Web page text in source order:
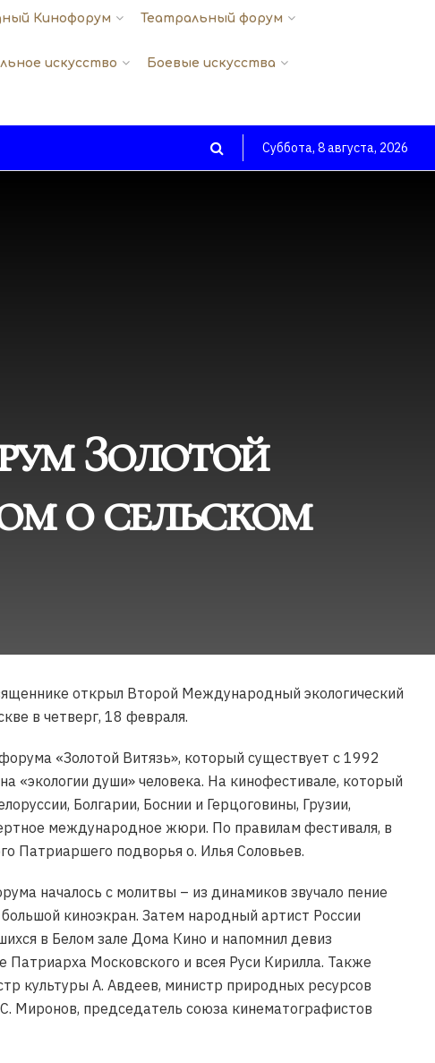
Кинофорум Театральный форум
искусство Боевые искусства
Суббота, 8 августа, 2026
Золотой
о сельском
открыл Второй Международный экологический
в четверг, 18 февраля.
«Золотой Витязь», который существует с 1992
«экологии души» человека. На кинофестивале, который
Болгарии, Боснии и Герцоговины, Грузии,
международное жюри. По правилам фестиваля, в
Патриаршего подворья о. Илья Соловьев.
началось с молитвы – из динамиков звучало пение
киноэкран. Затем народный артист России
в Белом зале Дома Кино и напомнил девиз
Патриарха Московского и всея Руси Кирилла. Также
культуры А. Авдеев, министр природных ресурсов
Миронов, председатель союза кинематографистов